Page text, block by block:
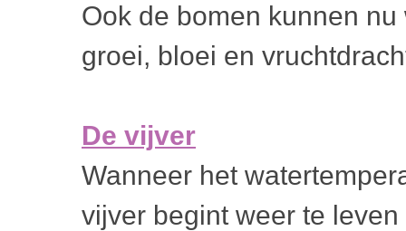
Ook de bomen kunnen
groei, bloei en
De vijver
Wanneer het
vijver begint weer te